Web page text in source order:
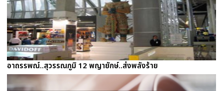
อาถรรพณ์..สุวรรณภูมิ 12 พญายักษ์..ส่งพลังร้าย